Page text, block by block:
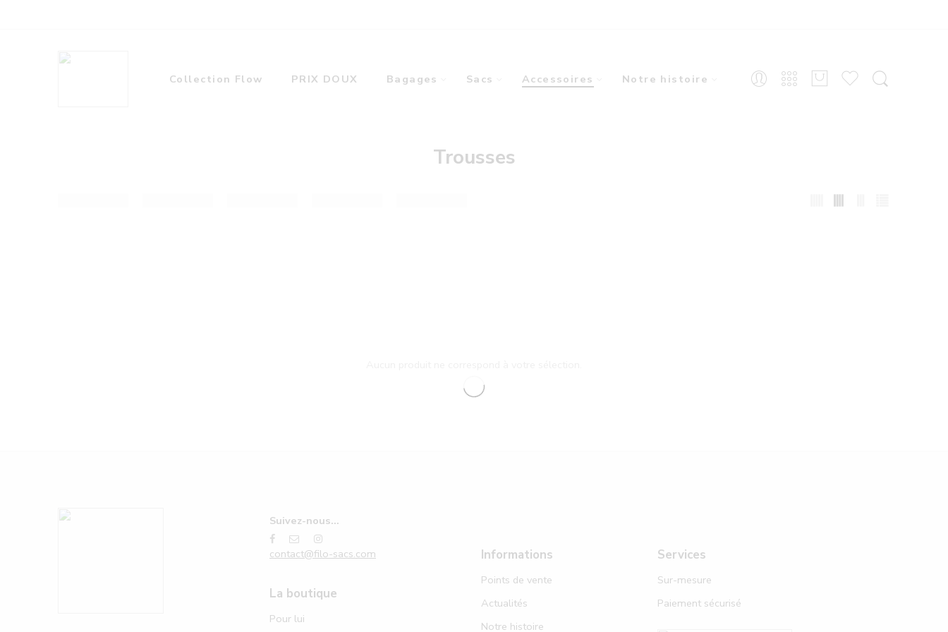
Collection Flow PRIX DOUX Bagages Sacs Accessoires Notre histoire
Trousses
Suivez-nous...
contact@filo-sacs.com
La boutique
Pour lui
Informations
Points de vente
Actualités
Notre histoire
Services
Sur-mesure
Paiement sécurisé